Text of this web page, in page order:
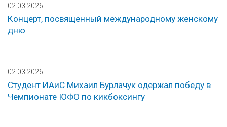
02.03.2026
Концерт, посвященный международному женскому
дню
02.03.2026
Студент ИАиС Михаил Бурлачук одержал победу в
Чемпионате ЮФО по кикбоксингу